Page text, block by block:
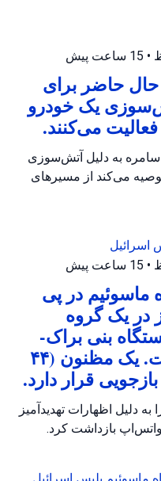
• 15 ساعت پیش
حال حاضر برای
یک خودرو
ترافیک را در جاده ۵ در سامره به دلیل آتش‌سوزی
می‌کند از مسیرهای
اسرائیل
• 15 ساعت پیش
ماسوئیم در پی
در یک گروه
بنی براک-
رامات گان آغاز شده است. یک مظنون (۴۴
قرار دارد.
یک مظنون ۴۴ ساله را به دلیل اظهارات تهدیدآمیز
بازداشت کرد.